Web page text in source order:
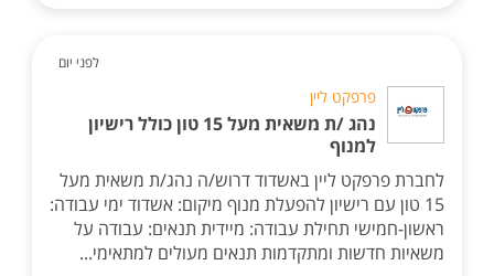
לפני יום
פרפקט ליין
נהג /ת משאית מעל 15 טון כולל רישיון
למנוף
לחברת פרפקט ליין באשדוד דרוש/ה נהג/ת משאית מעל
15 טון עם רישיון להפעלת מנוף מיקום: אשדוד ימי עבודה:
ראשון-חמישי תחילת עבודה: מיידית תנאים: עבודה על
משאיות חדשות ומתקדמות תנאים מעולים למתאימי...